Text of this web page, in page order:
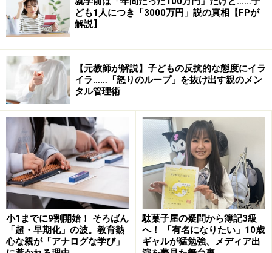
たとえば、
食卓で、「ほら食べなさい」と言われないと食べ出
さない
何をしたらいいか分からないで退屈そうにしている
「何で遊んだらいい？」と聞いてくる
などが挙げられます。
ども1人につき「3000万円」説の真相【FPが
解説】
【元教師が解説】子どもの反抗的な態度にイラ
イラ……「怒りのループ」を抜け出す親のメン
タル管理術
小1までに9割開始！ そろばん
「超・早期化」の波。教育熱
心な親が「アナログな学び」
駄菓子屋の疑問から簿記3級
へ！ 「有名になりたい」10歳
ギャルが猛勉強、メディア出